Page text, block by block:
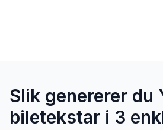
Slik genererer du
biletekstar i 3